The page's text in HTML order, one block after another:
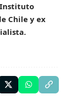
Instituto
Chile y ex